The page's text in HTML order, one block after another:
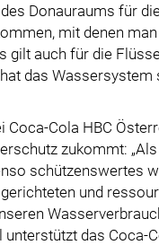
Donauraums für
mit denen
gilt auch für die
das
Coca-Cola HBC
zukommt:
schützenswertes
und
unterstützt das Coca-